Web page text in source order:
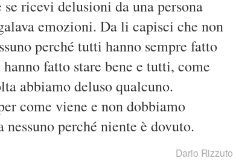
ricevi delusioni da una persona
emozioni. Da li capisci che non
perché tutti hanno sempre fatto
fatto stare bene e tutti, come
abbiamo deluso qualcuno.
come viene e non dobbiamo
nessuno perché niente è dovuto.
Dario Rizzuto